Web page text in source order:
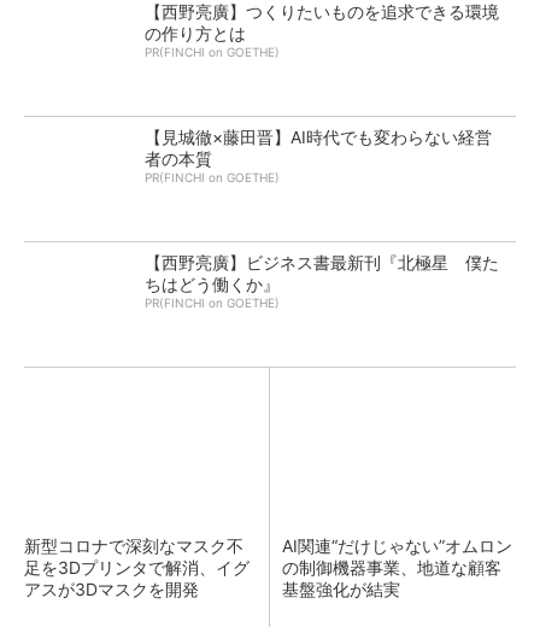
【西野亮廣】つくりたいものを追求できる環境
の作り方とは
PR(FINCHI on GOETHE)
【見城徹×藤田晋】AI時代でも変わらない経営
者の本質
PR(FINCHI on GOETHE)
【西野亮廣】ビジネス書最新刊『北極星 僕た
ちはどう働くか』
PR(FINCHI on GOETHE)
新型コロナで深刻なマスク不
足を3Dプリンタで解消、イグ
アスが3Dマスクを開発
AI関連“だけじゃない”オムロン
の制御機器事業、地道な顧客
基盤強化が結実